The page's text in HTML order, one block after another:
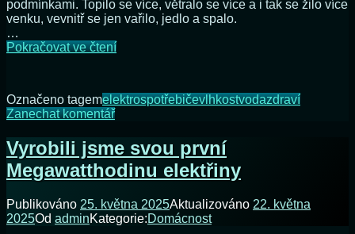
podmínkami. Topilo se více, větralo se více a i tak se žilo více
venku, vevnitř se jen vařilo, jedlo a spalo.
…
Pokračovat ve čteníOdvlhčovač
starého
Označeno tagemelektrospotřebičevlhkostvodazdraví
Zanechat komentářna
vyřešil
náš
problém
starého
domu
Vyrobili jsme svou první
Megawatthodinu elektřiny
Publikováno 25. května 2025Aktualizováno 22. května
2025Od adminKategorie:Domácnost